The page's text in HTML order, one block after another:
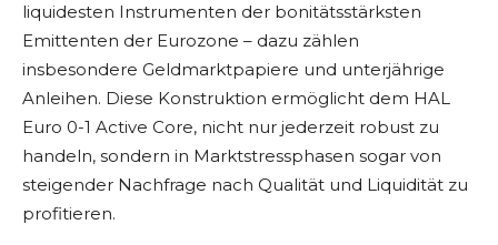
liquidesten Instrumenten der bonitätsstärksten
Emittenten der Eurozone – dazu zählen
insbesondere Geldmarktpapiere und unterjährige
Anleihen. Diese Konstruktion ermöglicht dem HAL
Euro 0-1 Active Core, nicht nur jederzeit robust zu
handeln, sondern in Marktstressphasen sogar von
steigender Nachfrage nach Qualität und Liquidität zu
profitieren.